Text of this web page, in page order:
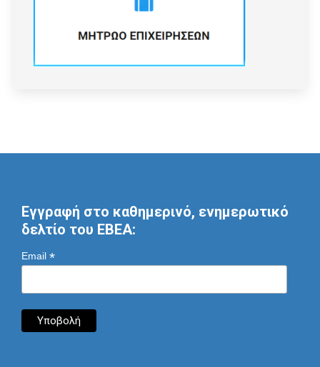
Εγγραφή στο καθημερινό, ενημερωτικό
δελτίο του ΕΒΕΑ:
Email *